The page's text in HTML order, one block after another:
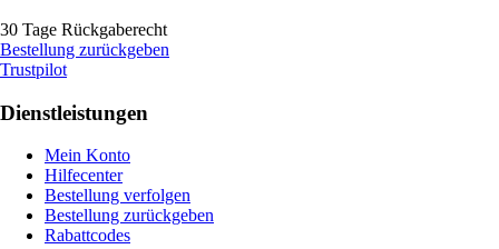
30 Tage Rückgaberecht
Bestellung zurückgeben
Trustpilot
Dienstleistungen
Mein Konto
Hilfecenter
Bestellung verfolgen
Bestellung zurückgeben
Rabattcodes